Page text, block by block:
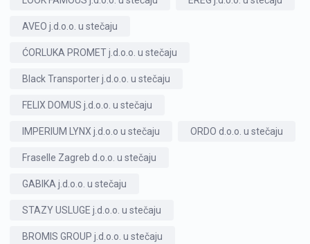
AVEO j.d.o.o. u stečaju
ĆORLUKA PROMET j.d.o.o. u stečaju
Black Transporter j.d.o.o. u stečaju
FELIX DOMUS j.d.o.o. u stečaju
IMPERIUM LYNX j.d.o.o u stečaju ORDO d.o.o. u stečaju
Fraselle Zagreb d.o.o. u stečaju
GABIKA j.d.o.o. u stečaju
STAZY USLUGE j.d.o.o. u stečaju
BROMIS GROUP j.d.o.o. u stečaju